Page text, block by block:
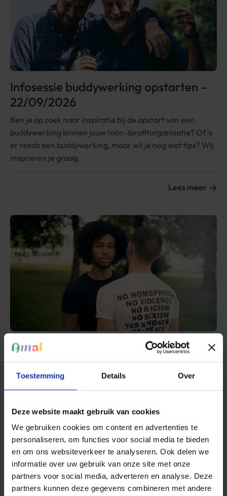
Toestemming Details Over
Deze website maakt gebruik van cookies
We gebruiken cookies om content en advertenties te
personaliseren, om functies voor social media te bieden
en om ons websiteverkeer te analyseren. Ook delen we
informatie over uw gebruik van onze site met onze
partners voor social media, adverteren en analyse. Deze
partners kunnen deze gegevens combineren met andere
Infosessie buddywerking opstarten -
22/09/2026
Ben je op zoek naar inspiratie bij de opstart van een
buddywerking binnen jouw (non-)profitorganisatie? Of is
er reeds een buddywerking, maar wil je nog wat tips? Wij
inspireren je graag.
Lees meer
Omstaandertraining - 25/09/2026
Niets doen is geen optie. Leer 4 strategieën aan om te
reageren op discriminerend gedrag. Word een actieve
omstaander.